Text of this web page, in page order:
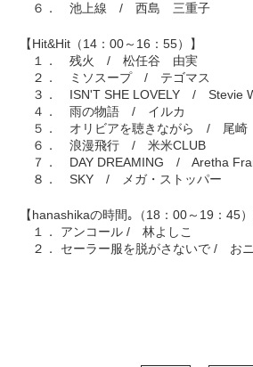
６． 池上線 / 西島 三重子
【Hit&Hit（14：00～16：55）】
１． 残火 / 松任谷 由実
２． ミソスープ / テゴマス
３． ISN'T SHE LOVELY / Stevie
４． 雨の物語 / イルカ
５． オリビアを聴きながら / 尾
６． 浪漫飛行 / 米米CLUB
７． DAY DREAMING / Aretha
８． SKY / メガ・ストッパー
【hanashikaの時間｡（18：00～19：45）
１． アンコール / 林よしこ
２． セーラー服を脱がさないで / お